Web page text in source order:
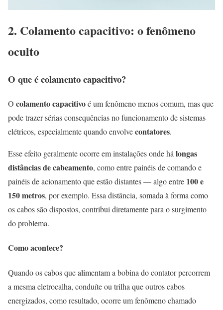
2. Colamento capacitivo: o fenômeno
oculto
O que é colamento capacitivo?
O colamento capacitivoé um fenômeno menos comum, mas que
pode trazer sérias consequências no funcionamento de sistemas
elétricos, especialmente quando envolvecontatores.
Esse efeito geralmente ocorre em instalações onde há longas
distâncias de cabeamento, como entre painéis de comando e
painéis de acionamento que estão distantes — algo entre 100 e
150 metros, por exemplo. Essa distância, somada à forma como
os cabos são dispostos, contribui diretamente para o surgimento
do problema.
Como acontece?
Quando os cabos que alimentam a bobina do contator percorrem
a mesma eletrocalha, conduíte ou trilha que outros cabos
energizados, como resultado, ocorre um fenômeno chamado